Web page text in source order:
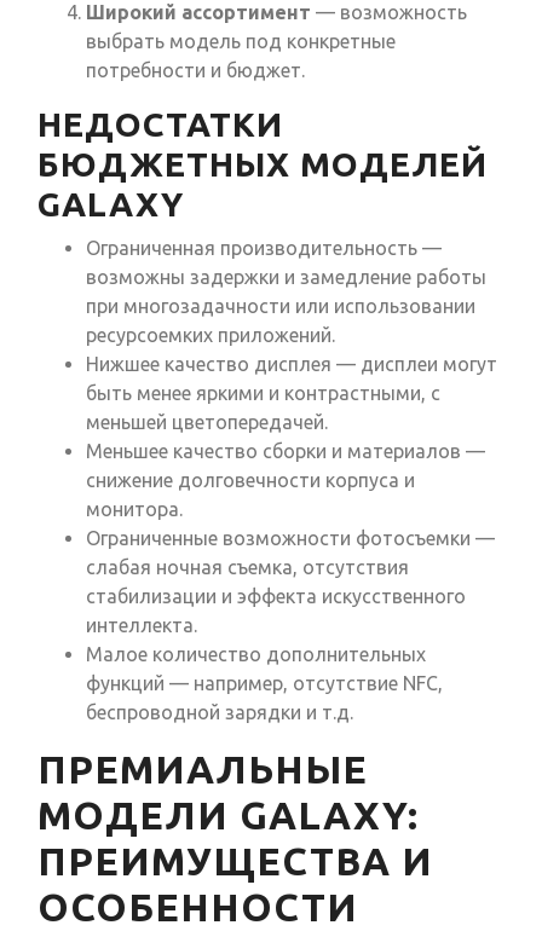
Широкий ассортимент — возможность
выбрать модель под конкретные
потребности и бюджет.
НЕДОСТАТКИ
БЮДЖЕТНЫХ МОДЕЛЕЙ
GALAXY
Ограниченная производительность —
возможны задержки и замедление работы
при многозадачности или использовании
ресурсоемких приложений.
Нижшее качество дисплея — дисплеи могут
быть менее яркими и контрастными, с
меньшей цветопередачей.
Меньшее качество сборки и материалов —
снижение долговечности корпуса и
монитора.
Ограниченные возможности фотосъемки —
слабая ночная съемка, отсутствия
стабилизации и эффекта искусственного
интеллекта.
Малое количество дополнительных
функций — например, отсутствие NFC,
беспроводной зарядки и т.д.
ПРЕМИАЛЬНЫЕ
МОДЕЛИ GALAXY:
ПРЕИМУЩЕСТВА И
ОСОБЕННОСТИ